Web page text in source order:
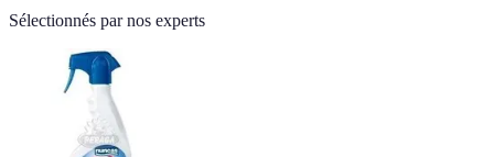
Sélectionnés par nos experts